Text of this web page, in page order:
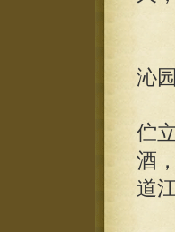
沁
伫
酒
道